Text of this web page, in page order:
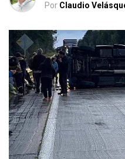
Por Claudio